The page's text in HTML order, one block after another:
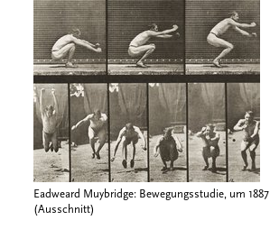
Eadweard Muybridge: Bewegungsstudie, um 1887
(Ausschnitt)